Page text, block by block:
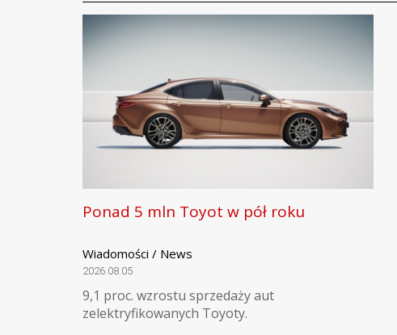
Ponad 5 mln Toyot w pół roku
Wiadomości / News
2026.08.05
9,1 proc. wzrostu sprzedaży aut
zelektryfikowanych Toyoty.